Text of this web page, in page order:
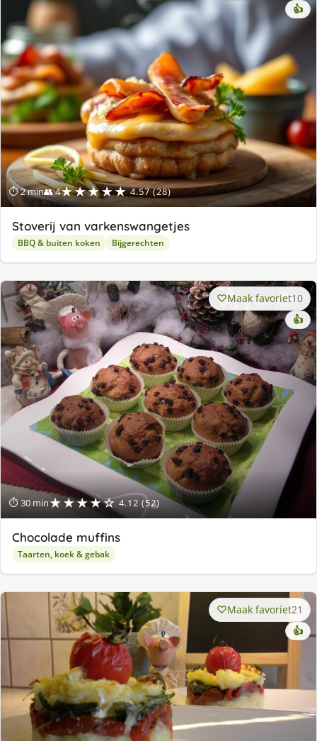
⏱ 2 min👥 4★★★★★ 4.57 (28)
👍
Stoverij van varkenswangetjes
BBQ & buiten koken Bijgerechten
⏱ 30 min★★★★☆ 4.12 (52)
Maak favoriet10
👍
Chocolade muffins
Taarten, koek & gebak
Maak favoriet21
👍